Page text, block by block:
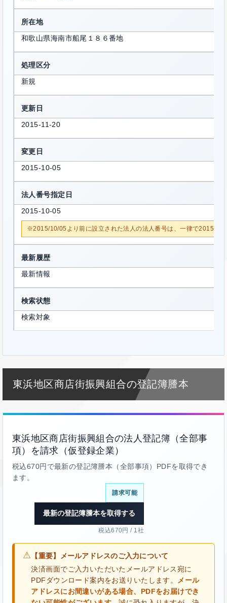
所在地
和歌山県海南市船尾１８６番地
処理区分
新規
更新日
2015-11-20
変更日
2015-10-05
法人番号指定日
2015-10-05
※2015/10/05より前に設立された法人の法人番号は、一律で2015/10/
最新履歴
最新情報
検索状態
検索対象
東浜地区商店街振興組合の登記簿謄本
東浜地区商店街振興組合の法人登記簿（全部事
項）を請求（仮登録企業）
税込670円で最新の登記簿謄本（全部事項）PDFを取得でき
ます。
請求可能
最新の登記簿謄本を取得する
税込670円 / 1社
⚠ 【重要】メールアドレスのご入力について
決済画面でご入力いただいたメールアドレス宛に
PDFダウンロード案内をお送りいたします。
メール
アドレスにお間違いがある場合、PDFをお届けでき